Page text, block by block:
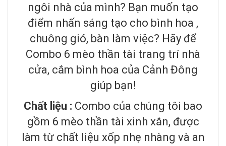
ngôi nhà của mình? Bạn muốn tạo
điểm nhấn sáng tạo cho bình hoa ,
chuông gió, bàn làm việc? Hãy để
Combo 6 mèo thần tài trang trí nhà
cửa, cắm bình hoa của Cảnh Đông
giúp bạn!
Chất liệu : Combo của chúng tôi bao
gồm 6 mèo thần tài xinh xắn, được
làm từ chất liệu xốp nhẹ nhàng và an